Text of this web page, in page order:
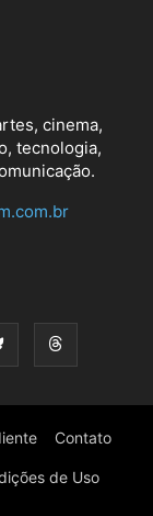
cinema,
tecnologia,
Contato
de Uso